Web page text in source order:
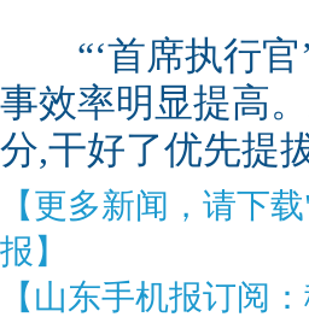
“‘首席执行官’
事效率明显提高
分,干好了优先提
【更多新闻，请下
报】
【山东手机报订阅